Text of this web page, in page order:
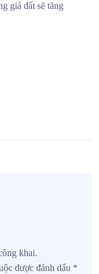
giá đất sẽ tăng
khai.
được đánh dấu *